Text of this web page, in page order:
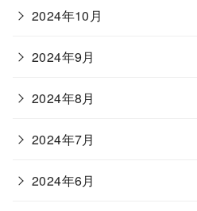
2024年10月
2024年9月
2024年8月
2024年7月
2024年6月